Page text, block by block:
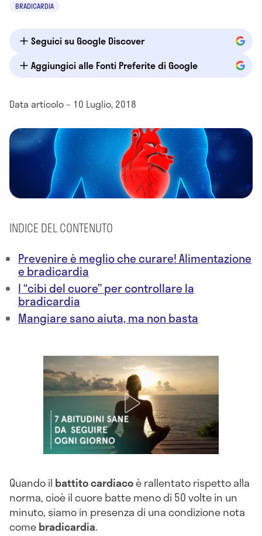
BRADICARDIA
Seguici su Google Discover
Aggiungici alle Fonti Preferite di Google
Data articolo – 10 Luglio, 2018
INDICE DEL CONTENUTO
Prevenire è meglio che curare! Alimentazione
e bradicardia
I “cibi del cuore” per controllare la
bradicardia
Mangiare sano aiuta, ma non basta
Quando il battito cardiacoè rallentato rispetto alla
norma, cioè il cuore batte meno di 50 volte in un
minuto, siamo in presenza di una condizione nota
comebradicardia.